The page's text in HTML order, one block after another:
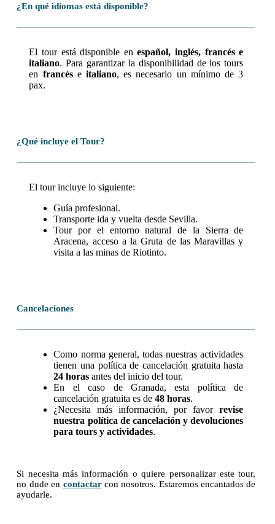
¿En qué idiomas está disponible?
El tour está disponible enespañol, inglés, francés e
italiano. Para garantizar la disponibilidad de los tours
en francéseitaliano, es necesario un mínimo de 3
pax.
¿Qué incluye el Tour?
El tour incluye lo siguiente:
Guía profesional.
Transporte ida y vuelta desde Sevilla.
Tour por el entorno natural de la Sierra de
Aracena, acceso a la Gruta de las Maravillas y
visita a las minas de Riotinto.
Cancelaciones
Como norma general, todas nuestras actividades
tienen una política de cancelación gratuita hasta
24 horas antes del inicio del tour.
En el caso de Granada, esta política de
cancelación gratuita es de48 horas.
¿Necesita más información, por favorrevise
nuestra política de cancelación y devoluciones
para tours y actividades.
Si necesita más información o quiere personalizar este tour,
no dude en contactar con nosotros. Estaremos encantados de
ayudarle.